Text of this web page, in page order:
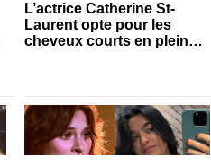
L’actrice Catherine St-
Laurent opte pour les
cheveux courts en pleine